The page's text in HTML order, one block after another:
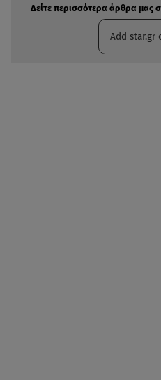
Δείτε περισσότερα άρθρα μας
Add star.gr